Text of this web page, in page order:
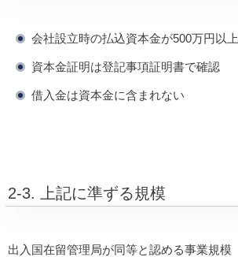
会社設立時の払込資本金が500万円以上
資本金証明は登記事項証明書で確認
借入金は資本金に含まれない
2-3. 上記に準ずる規模
出入国在留管理局が同等と認める事業規模